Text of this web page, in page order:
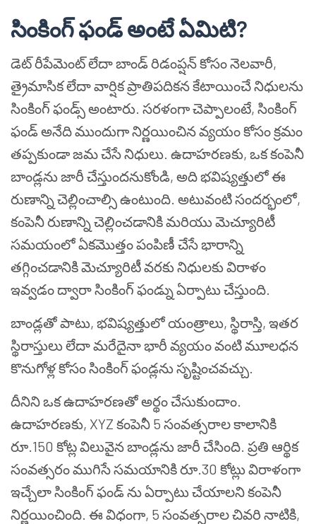
సింకింగ్ ఫండ్ అంటే ఏమిటి?
డెట్ రీపేమెంట్ లేదా బాండ్ రిడంప్షన్ కోసం నెలవారీ,
త్రైమాసిక లేదా వార్షిక ప్రాతిపదికన కేటాయించే నిధులను
సింకింగ్ ఫండ్స్ అంటారు. సరళంగా చెప్పాలంటే, సింకింగ్
ఫండ్ అనేది ముందుగా నిర్ణయించిన వ్యయం కోసం క్రమం
తప్పకుండా జమ చేసే నిధులు. ఉదాహరణకు, ఒక కంపెనీ
బాండ్లను జారీ చేస్తుందనుకోండి, అది భవిష్యత్తులో ఈ
రుణాన్ని చెల్లించాల్సి ఉంటుంది. అటువంటి సందర్భంలో,
కంపెనీ రుణాన్ని చెల్లించడానికి మరియు మెచ్యూరిటీ
సమయంలో ఏకమొత్తం పంపిణీ చేసే భారాన్ని
తగ్గించడానికి మెచ్యూరిటీ వరకు నిధులకు విరాళం
ఇవ్వడం ద్వారా సింకింగ్ ఫండ్ను ఏర్పాటు చేస్తుంది.
బాండ్లతో పాటు, భవిష్యత్తులో యంత్రాలు, స్థిరాస్తి, ఇతర
స్థిరాస్తులు లేదా మరేదైనా భారీ వ్యయం వంటి మూలధన
కొనుగోళ్ల కోసం సింకింగ్ ఫండ్లను సృష్టించవచ్చు.
దీనిని ఒక ఉదాహరణతో అర్థం చేసుకుందాం.
ఉదాహరణకు, XYZ కంపెనీ 5 సంవత్సరాల కాలానికి
రూ.150 కోట్ల విలువైన బాండ్లను జారీ చేసింది. ప్రతి ఆర్థిక
సంవత్సరం ముగిసే సమయానికి రూ.30 కోట్లు విరాళంగా
ఇచ్చేలా సింకింగ్ ఫండ్ ను ఏర్పాటు చేయాలని కంపెనీ
నిర్ణయించింది. ఈ విధంగా, 5 సంవత్సరాల చివరి నాటికి,